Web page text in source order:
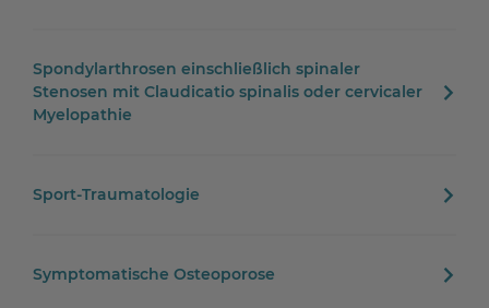
Spondylarthrosen einschließlich spinaler
Stenosen mit Claudicatio spinalis oder cervicaler
Myelopathie
Sport-Traumatologie
Symptomatische Osteoporose